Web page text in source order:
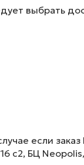
выбрать
если
с2, БЦ